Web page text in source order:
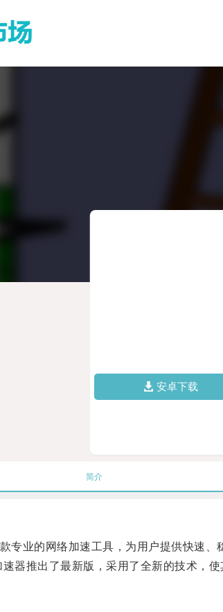
安卓下载
简介
业的网络加速工具，为用户提供快速、
推出了最新版，采用了全新的技术，使